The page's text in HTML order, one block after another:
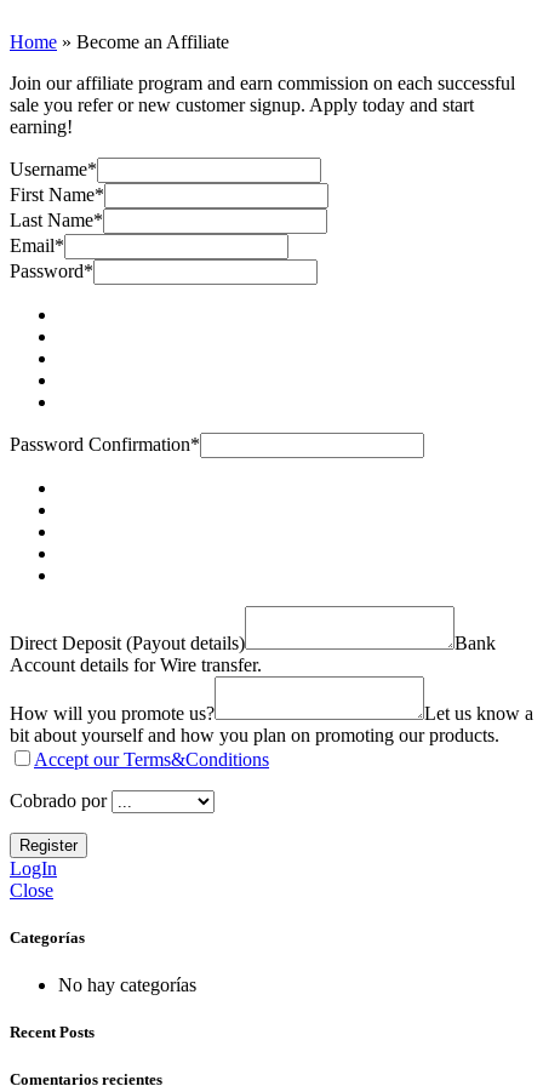
Home » Become an Affiliate
Join our affiliate program and earn commission on each successful
sale you refer or new customer signup. Apply today and start
earning!
Username*
First Name*
Last Name*
Email*
Password*
Password Confirmation*
Direct Deposit (Payout details)
Bank
Account details for Wire transfer.
How will you promote us?
Let us know a
bit about yourself and how you plan on promoting our products.
Accept our Terms&Conditions
Cobrado por
LogIn
Close
Categorías
No hay categorías
Recent Posts
Comentarios recientes